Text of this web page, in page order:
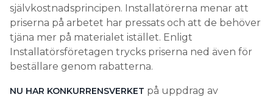
självkostnadsprincipen. Installatörerna menar att
priserna på arbetet har pressats och att de behöver
tjäna mer på materialet istället. Enligt
Installatörsföretagen trycks priserna ned även för
beställare genom rabatterna.
NU HAR KONKURRENSVERKET på uppdrag av